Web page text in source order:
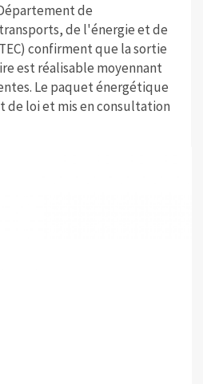
de
de l'énergie et de
confirment que la sortie
est réalisable moyennant
Le paquet énergétique
de loi et mis en consultation